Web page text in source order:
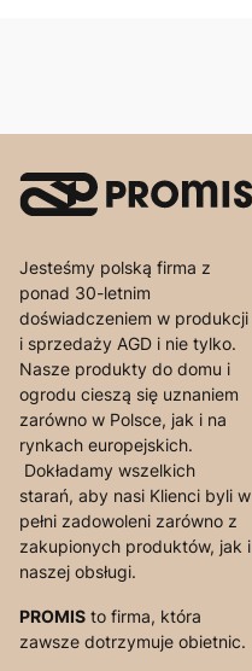
Jesteśmy polską firma z
ponad 30-letnim
doświadczeniem w produkcji
i sprzedaży AGD i nie tylko.
Nasze produkty do domu i
ogrodu cieszą się uznaniem
zarówno w Polsce, jak i na
rynkach europejskich.
Dokładamy wszelkich
starań, aby nasi Klienci byli w
pełni zadowoleni zarówno z
zakupionych produktów, jak i
naszej obsługi.
PROMIS to firma, która
zawsze dotrzymuje obietnic.